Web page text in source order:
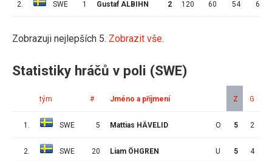
2. SWE 1 Gustaf ALBIHN 2 120 60 54 6
Zobrazuji nejlepších 5. Zobrazit vše.
Statistiky hráčů v poli (SWE)
tým # Jméno a příjmení Z G
1. SWE 5 Mattias HÄVELID O 5 2
2. SWE 20 Liam ÖHGREN U 5 4